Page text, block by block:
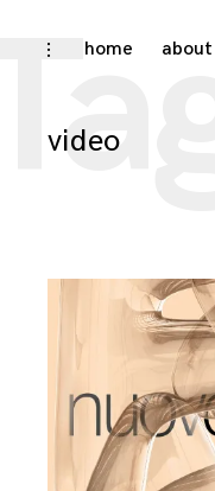
Skip
togglehome about
video